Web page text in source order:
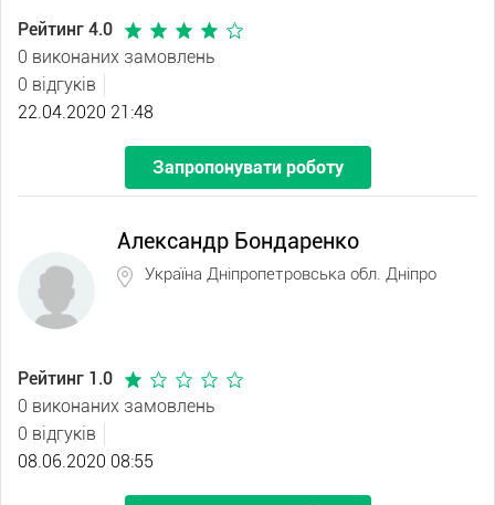
Рейтинг 4.0
0 виконаних замовлень
0 відгуків
22.04.2020 21:48
Запропонувати роботу
Александр Бондаренко
Україна Дніпропетровська обл. Дніпро
Рейтинг 1.0
0 виконаних замовлень
0 відгуків
08.06.2020 08:55